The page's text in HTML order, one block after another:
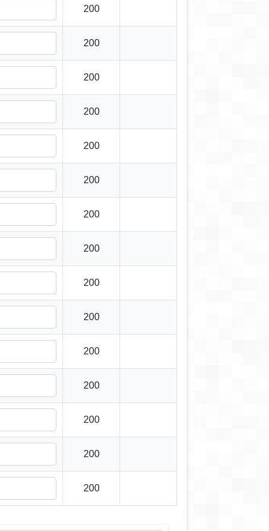
200
200
200
200
200
200
200
200
200
200
200
200
200
200
200